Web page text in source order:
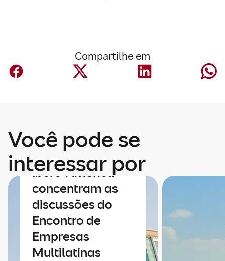
Compartilhe em
Você pode se
interessar por
Economia e
integração da
Ibero-América
concentram as
discussões do
Encontro de
Empresas
Multilatinas